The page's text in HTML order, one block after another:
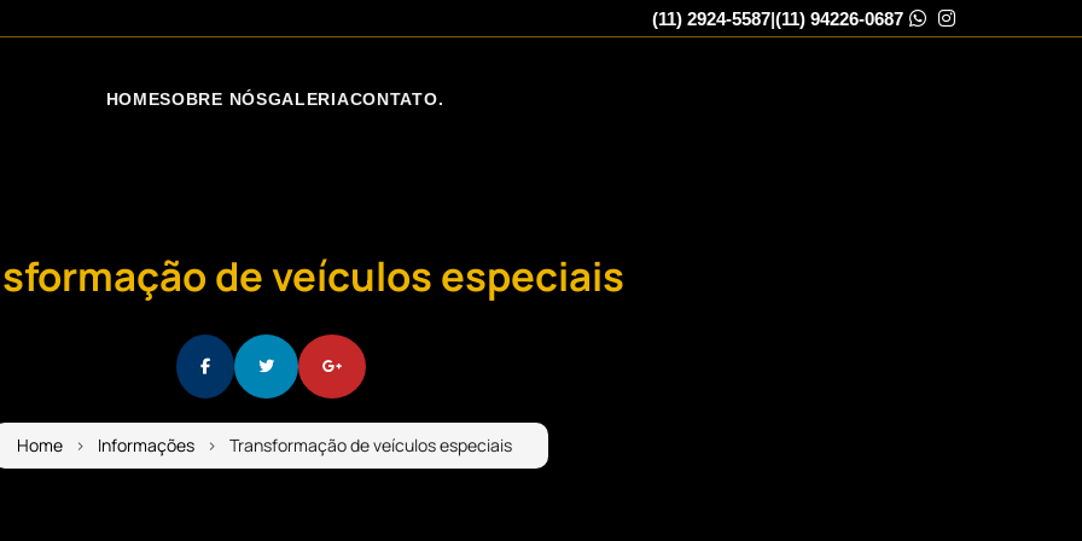
(11) 2924-5587|(11) 94226-0687
HOMESOBRE NÓSGALERIACONTATO.
de veículos especiais
Home Informações Transformação de veículos especiais